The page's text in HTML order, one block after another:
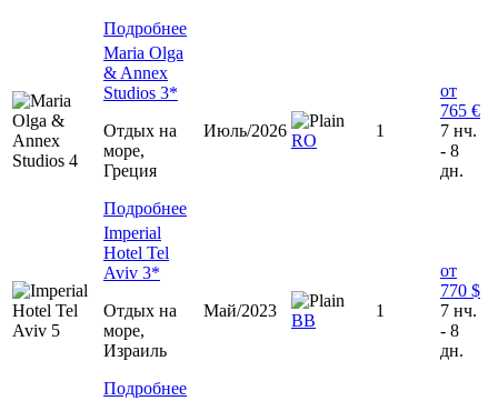
Подробнее
Maria Olga
& Annex
Studios 3*
Отдых на
море,
Греция
Подробнее
Июль/2026
RO
1
от
765 €
7 нч.
- 8
дн.
Imperial
Hotel Tel
Aviv 3*
Отдых на
море,
Израиль
Подробнее
Май/2023
ВВ
1
от
770 $
7 нч.
- 8
дн.